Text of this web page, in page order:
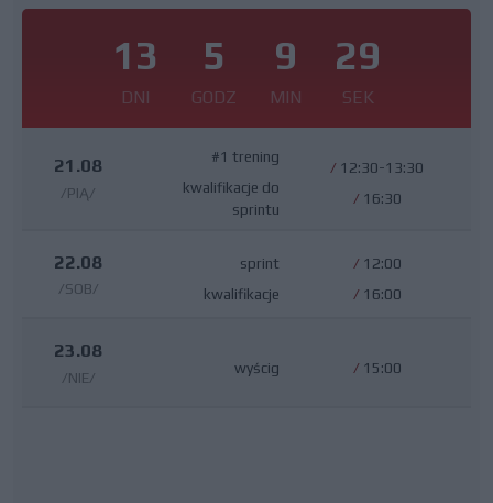
13
DNI
5
GODZ
9
MIN
28
SEK
21.08
/PIĄ/
#1 trening
kwalifikacje do
sprintu
/ 12:30-13:30
/ 16:30
22.08
/SOB/
sprint
kwalifikacje
/ 12:00
/ 16:00
23.08
/NIE/
wyścig / 15:00